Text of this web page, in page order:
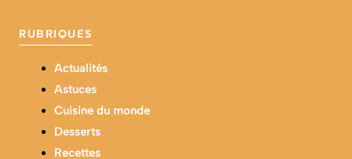
RUBRIQUES
Actualités
Astuces
Cuisine du monde
Desserts
Recettes